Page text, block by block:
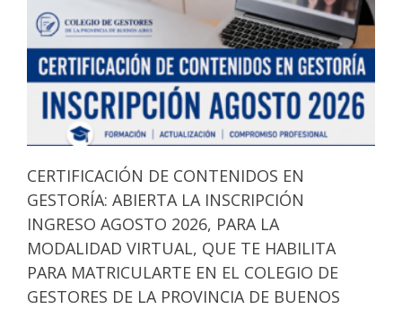
CERTIFICACIÓN DE CONTENIDOS EN
GESTORÍA: ABIERTA LA INSCRIPCIÓN
INGRESO AGOSTO 2026, PARA LA
MODALIDAD VIRTUAL, QUE TE HABILITA
PARA MATRICULARTE EN EL COLEGIO DE
GESTORES DE LA PROVINCIA DE BUENOS